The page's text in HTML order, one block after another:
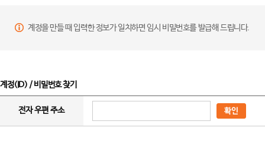
계정을 만들 때 입력한 정보가 일치하면 임시 비밀번호를 발급해 드립니다.
계정(ID) / 비밀번호 찾기
전자 우편 주소 확인